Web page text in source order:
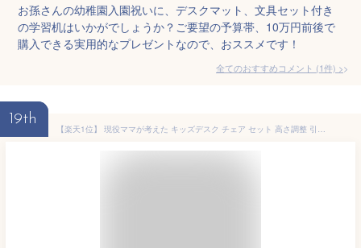
お孫さんの幼稚園入園祝いに、デスクマット、文具セット付き
の学習机はいかがでしょうか？ご要望の予算帯、10万円前後で
購入できる実用的なプレゼントなので、おススメです！
全てのおすすめコメント (1件) >
19th
【楽天1位】 現役ママが考えた キッズデスク チェア セット 高さ調整 引き出し タブレットスタンド キッズ デスク キッズチェア テーブル キッズテーブル チェアセット 子供 子ども 机 椅子 子供机 学習机 木製 お絵描き プレゼント ギフト